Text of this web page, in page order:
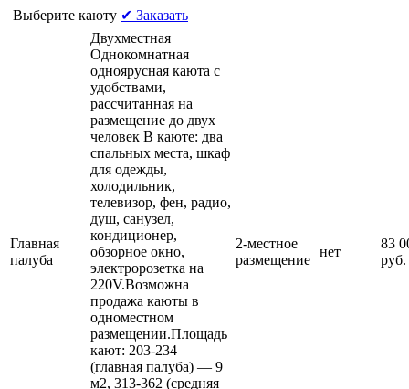
Выберите каюту ✔ Заказать
Главная
палуба
Двухместная
Однокомнатная
одноярусная каюта c
удобствами,
рассчитанная на
размещение до двух
человек В каюте: два
спальных места, шкаф
для одежды,
холодильник,
телевизор, фен, радио,
душ, санузел,
кондиционер,
обзорное окно,
электророзетка на
220V.Возможна
продажа каюты в
одноместном
размещении.Площадь
кают: 203-234
(главная палуба) — 9
м2, 313-362 (средняя
2-местное
размещение
нет
83
руб.